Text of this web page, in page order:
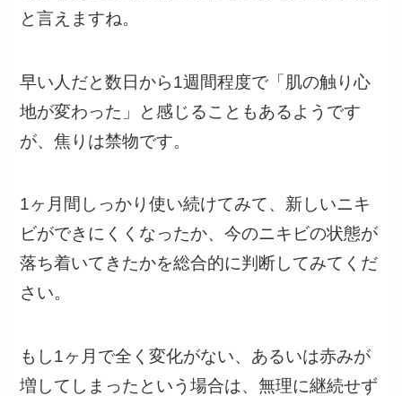
と言えますね。
早い人だと数日から1週間程度で「肌の触り心
地が変わった」と感じることもあるようです
が、焦りは禁物です。
1ヶ月間しっかり使い続けてみて、新しいニキ
ビができにくくなったか、今のニキビの状態が
落ち着いてきたかを総合的に判断してみてくだ
さい。
もし1ヶ月で全く変化がない、あるいは赤みが
増してしまったという場合は、無理に継続せず